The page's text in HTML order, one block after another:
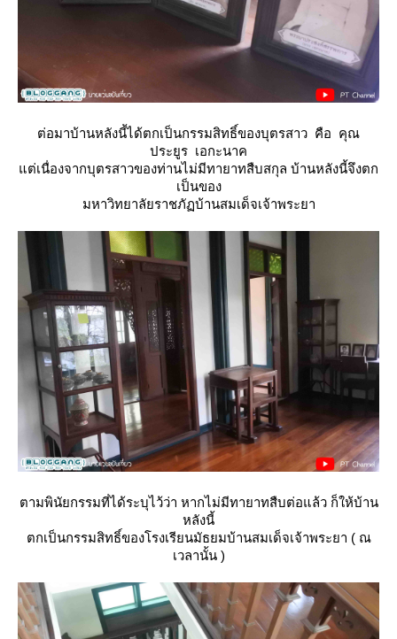
ต่อมาบ้านหลังนี้ได้ตกเป็นกรรมสิทธิ์ของบุตรสาว คือ คุณ
ประยูร เอกะนาค
ต่เนื่องจากบุตรสาวของท่านไม่มีทายาทสืบสกุล บ้านหลังนี้จึงตก
เป็นของ
มหาวิทยาลัยราชภัฏบ้านสมเด็จเจ้าพระยา
ตามพินัยกรรมที่ได้ระบุไว้ว่า หากไม่มีทายาทสืบต่อแล้ว ก็ให้บ้าน
หลังนี้
ตกเป็นกรรมสิทธิ์ของโรงเรียนมัธยมบ้านสมเด็จเจ้าพระยา ( ณ
เวลานั้น )